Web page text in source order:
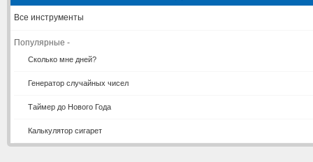
Все инструменты
Популярные -
Сколько мне дней?
Генератор случайных чисел
Таймер до Нового Года
Калькулятор сигарет